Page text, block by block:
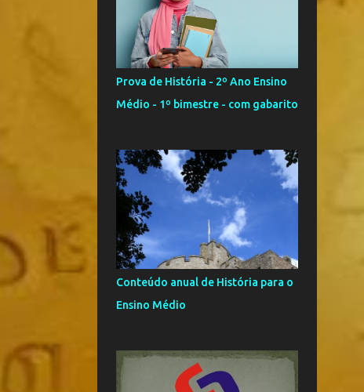
2022
dezembro
novembro
8
outubro
13
agosto
17
4
junho
maio
abril
8
2021
Prova de História - 2º Ano Ensino
Médio - 1º bimestre - com gabarito
Conteúdo anual de História para o
Ensino Médio